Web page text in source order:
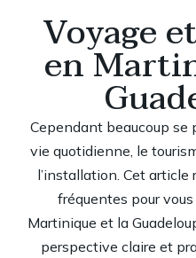
Voyage
en
Cependant beaucoup se
vie quotidienne, le
l’installation. Cet
fréquentes pour
Martinique et la
perspective claire et